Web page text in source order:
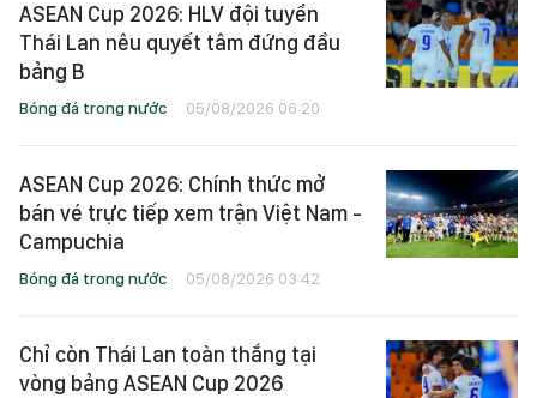
ASEAN Cup 2026: HLV đội tuyển
Thái Lan nêu quyết tâm đứng đầu
bảng B
Bóng đá trong nước 05/08/2026 06:20
ASEAN Cup 2026: Chính thức mở
bán vé trực tiếp xem trận Việt Nam -
Campuchia
Bóng đá trong nước 05/08/2026 03:42
Chỉ còn Thái Lan toàn thắng tại
vòng bảng ASEAN Cup 2026